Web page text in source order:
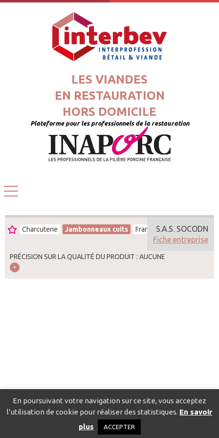
LES VIANDES
EN RESTAURATION
HORS DOMICILE
Plateforme pour les professionnels de la restauration
Charcuterie Jambonneaux cuits France
PRÉCISION SUR LA QUALITÉ DU PRODUIT : AUCUNE
S.A.S. SOCODN
Fiche entreprise
Catalogue pour localiser les fournisseurs
Politique de confidentialité
En poursuivant votre navigation sur ce site, vous acceptez
l’utilisation de cookie pour réaliser des statistiques. En savoir
plus
ACCEPTER